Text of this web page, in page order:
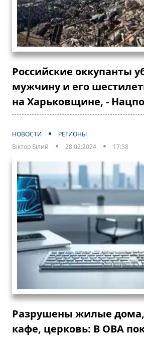
Российские оккупанты
мужчину и его
на Харьковщине, -
НОВОСТИ
РЕГИОНЫ
Віктор Білий
28:02:2024 17:38
Разрушены жилые
кафе, церковь: В ОВА